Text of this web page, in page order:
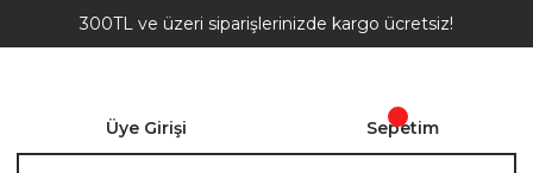
300TL ve üzeri siparişlerinizde kargo ücretsiz!
Üye Girişi Sepetim